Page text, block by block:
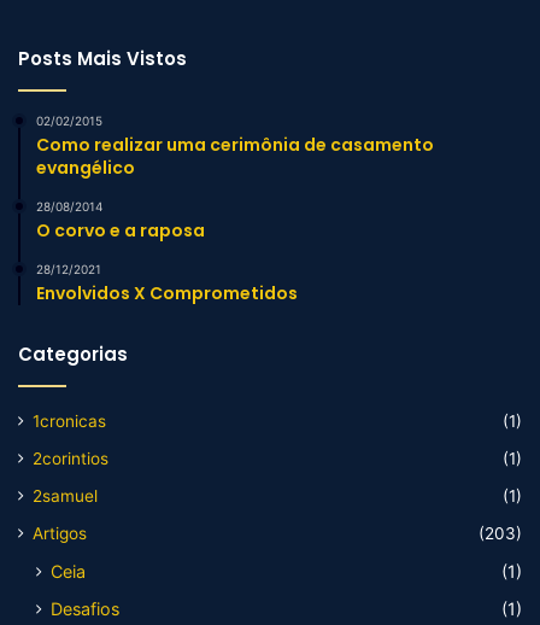
Posts Mais Vistos
02/02/2015
Como realizar uma cerimônia de casamento
evangélico
28/08/2014
O corvo e a raposa
28/12/2021
Envolvidos X Comprometidos
Categorias
1cronicas
(1)
2corintios
(1)
2samuel
(1)
Artigos
(203)
Ceia
(1)
Desafios
(1)